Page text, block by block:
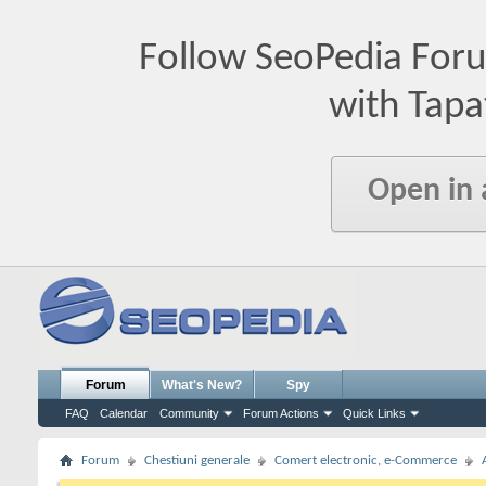
Follow SeoPedia
with
Open in
Forum
FAQ Calendar Community Forum Actions Quick Links
What's New? Spy
Forum Chestiuni generale Comert electronic, e-Commerce